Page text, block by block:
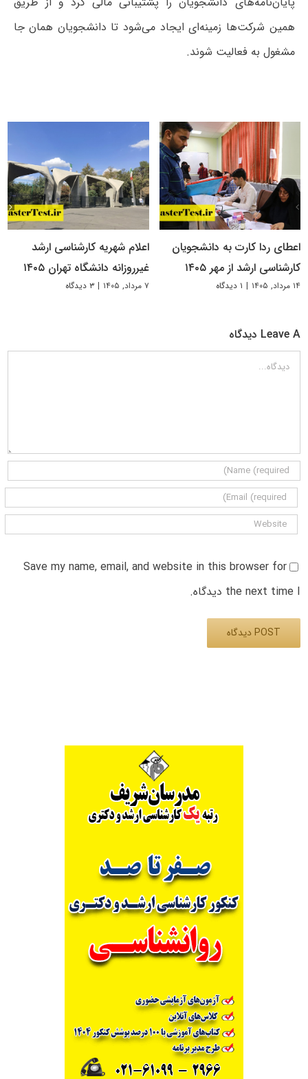
همین شرکت‌ها زمینه‌ای ایجاد می‌شود تا دانشجویان همان جا
مشغول به فعالیت شوند.
اعطای ردا کارت به دانشجویان
کارشناسی ارشد از مهر ۱۴۰۵
۱۴ مرداد, ۱۴۰۵ | ۱ دیدگاه
اعلام شهریه کارشناسی ارشد
غیرروزانه دانشگاه تهران ۱۴۰۵
۷ مرداد, ۱۴۰۵ | ۳ دیدگاه
Leave A دیدگاه
دیدگاه
Save my name, email, and website in this browser for
the next time I دیدگاه.